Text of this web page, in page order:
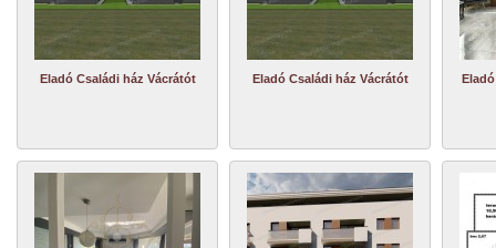
Eladó Családi ház Vácrátót Eladó Családi ház Vácrátót